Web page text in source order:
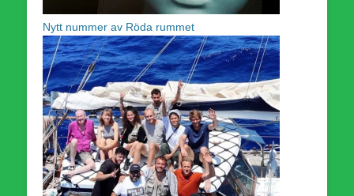
Nytt nummer av Röda rummet